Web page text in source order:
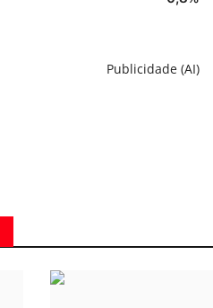
Publicidade (AI)